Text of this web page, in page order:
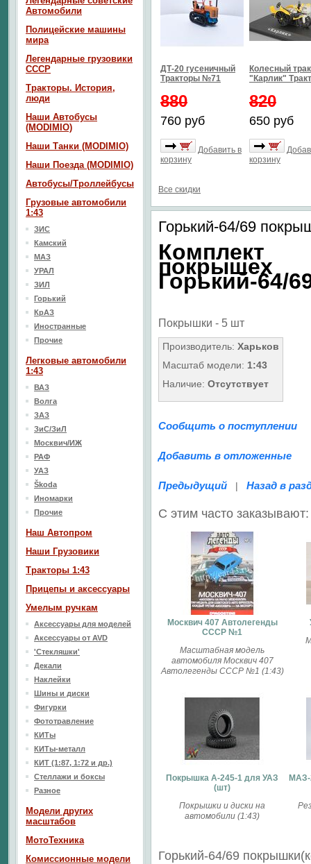
ДТ-20 гусеничный
Тракторы №71
880
760 руб
Добавить в
корзину
Колесный
"Карлик"
820
650 руб
корзину
Все скидки
Горький-64/69
Комплект
покрышех
Горький-64/
Покрышки - 5 шт
Производитель: Харьков
Масштаб модели: 1:43
Наличие: Отсутствует
Сообщить о поступлении
Добавить в отложенные
Предыдущий | Назад в
С этим часто заказывают:
Москвич 407 Автолегенды
СССР №1
Масштабная модель
автомобиля Москвич 407
Автолегенды СССР №1 (1:43)
Покрышка A-245-1 для УАЗ
(шт)
Покрышки и диски на
автомобили (1:43)
МАЗ-
Горький-64/69
Автомобили
Полицейские машины
мира
Легендарные грузовики
СССР
Тракторы. История,
люди
Наши Автобусы
(MODIMIO)
Наши Танки (MODIMIO)
Наши Поезда (MODIMIO)
Автобусы/Троллейбусы
Грузовые автомобили
1:43
ЗИС
Камский
МАЗ
УРАЛ
ЗИЛ
Горький
КрАЗ
Иностранные
Прочие
Легковые автомобили
1:43
ВАЗ
Волга
ЗАЗ
ЗиС/ЗиЛ
Москвич/ИЖ
РАФ
УАЗ
Škoda
Иномарки
Прочие
Наш Aвтопром
Наши Грузовики
Тракторы 1:43
Прицепы и аксессуары
Умелым ручкам
Аксессуары для моделей
Аксессуары от AVD
'Стекляшки'
Декали
Наклейки
Шины и диски
Фигурки
Фототравление
КИТы
КИТы-металл
КИТ (1:87, 1:72 и др.)
Стеллажи и боксы
Разное
Модели других
масштабов
МотоТехника
Комиссионные модели